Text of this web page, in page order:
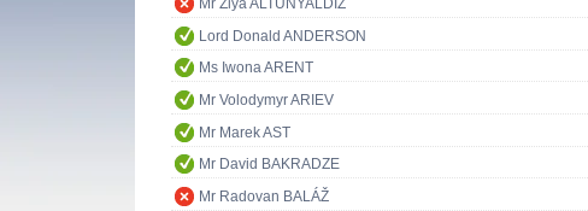
Mr Ziya ALTUNYALDIZ
Lord Donald ANDERSON
Ms Iwona ARENT
Mr Volodymyr ARIEV
Mr Marek AST
Mr David BAKRADZE
Mr Radovan BALÁŽ